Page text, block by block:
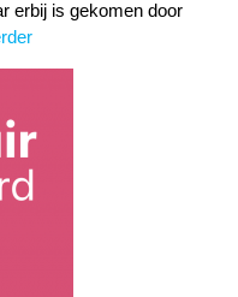
erbij is gekomen door